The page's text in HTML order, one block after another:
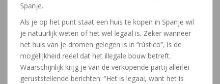
Spanje.
Als je op het punt staat een huis te kopen in Spanje wil
je natuurlijk weten of het wel legaal is. Zeker wanneer
het huis van je dromen gelegen is in “rústico”, is de
mogelijkheid reëel dat het illegale bouw betreft.
Waarschijnlijk krijg je van de verkopende partij allerlei
geruststellende berichten: “Het is legaal, want het is